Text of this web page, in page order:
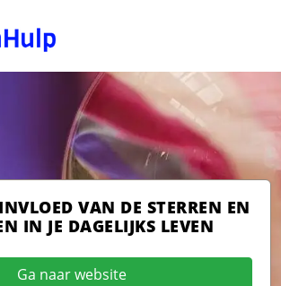
VAN DE STERREN EN
IN JE DAGELIJKS LEVEN
Ga naar website